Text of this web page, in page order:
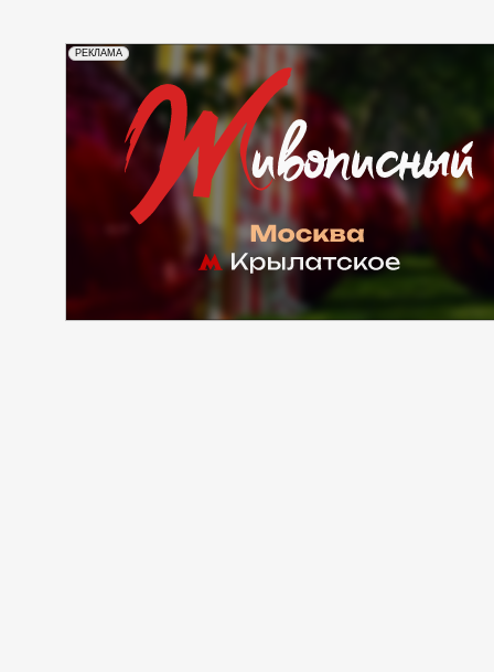
РЕКЛАМА